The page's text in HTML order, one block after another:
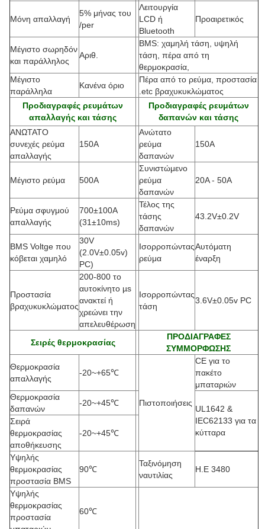
Μόνη απαλλαγή
5% μήνας του
/per
Λειτουργία
LCD ή
Bluetooth
Προαιρετικός
Μέγιστο σωρηδόν
και παράλληλος
Αριθ.
BMS: χαμηλή τάση, υψηλή
τάση, πέρα από τη
θερμοκρασία,
Μέγιστο
παράλληλα
Κανένα όριο
Πέρα από το ρεύμα, προστασία
.etc βραχυκυκλώματος
Προδιαγραφές ρευμάτων
απαλλαγής και τάσης
Προδιαγραφές ρευμάτων
δαπανών και τάσης
ΑΝΩΤΑΤΟ
συνεχές ρεύμα
απαλλαγής
150A
Ανώτατο
ρεύμα
δαπανών
150A
Μέγιστο ρεύμα 500A
Συνιστώμενο
ρεύμα
δαπανών
20A - 50A
Ρεύμα σφυγμού
απαλλαγής
700±100A
(31±10ms)
Τέλος της
τάσης
δαπανών
43.2V±0.2V
BMS Voltge που
κόβεται χαμηλό
30V
(2.0V±0.05v)
PC)
Ισορροπώντας
ρεύμα
Αυτόματη
έναρξη
Προστασία
βραχυκυκλώματος
200-800 το
αυτοκίνητο µs
ανακτεί ή
χρεώνει την
απελευθέρωση
Ισορροπώντας
τάση
3.6V±0.05v PC
Σειρές θερμοκρασίας
ΠΡΟΔΙΑΓΡΑΦΕΣ
ΣΥΜΜΟΡΦΩΣΗΣ
Θερμοκρασία
απαλλαγής
-20~+65℃
Πιστοποιήσεις
CE για το
πακέτο
μπαταριών
Θερμοκρασία
δαπανών
-20~+45℃
UL1642 &
IEC62133 για τα
κύτταρα
Σειρά
θερμοκρασίας
αποθήκευσης
-20~+45℃
Υψηλής
θερμοκρασίας
προστασία BMS
90℃
Ταξινόμηση
ναυτιλίας
Η.Ε 3480
Υψηλής
θερμοκρασίας
προστασία
60℃